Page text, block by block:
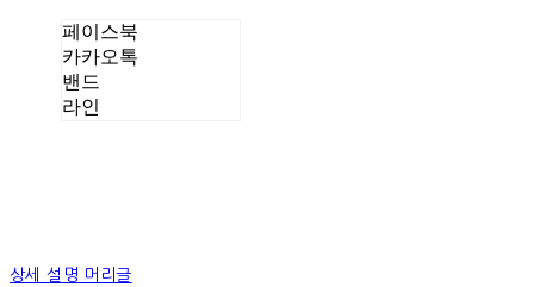
페이스북
카카오톡
밴드
라인
상세 설명 머리글